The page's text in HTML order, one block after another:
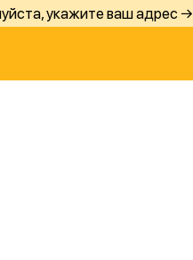
укажите ваш адрес →